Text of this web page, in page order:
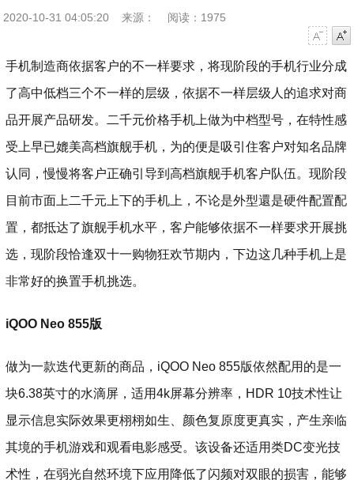
2020-10-31 04:05:20 来源：
阅读：1975
手机制造商依据客户的不一样要求，将现阶段的手机行业分成
了高中低档三个不一样的层级，依据不一样层级人的追求对商
品开展产品研发。二千元价格手机上做为中档型号，在特性感
受上早已媲美高档旗舰手机，为的便是吸引住客户对知名品牌
认同，慢慢将客户正确引导到高档旗舰手机客户队伍。现阶段
目前市面上二千元上下的手机上，不论是外型還是硬件配置配
置，都抵达了旗舰手机水平，客户能够依据不一样要求开展挑
选，现阶段恰逢双十一购物狂欢节期内，下边这几种手机上是
非常好的换置手机挑选。
iQOO Neo 855版
做为一款迭代更新的商品，iQOO Neo 855版依然配用的是一
块6.38英寸的水滴屏，适用4k屏幕分辨率，HDR 10技术性让
显示信息实际效果更栩栩如生、颜色复原度更真实，产生亲临
其境的手机游戏和观看电影感受。该设备还适用类DC变光技
术性，在弱光自然环境下应用降低了闪频对双眼的损害，能够